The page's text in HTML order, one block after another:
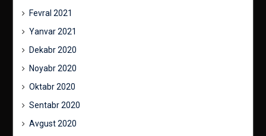
Fevral 2021
Yanvar 2021
Dekabr 2020
Noyabr 2020
Oktabr 2020
Sentabr 2020
Avgust 2020